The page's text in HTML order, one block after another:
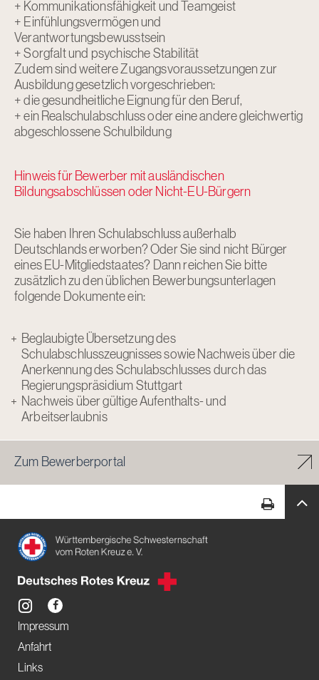
+ Kommunikationsfähigkeit und Teamgeist
+ Einfühlungsvermögen und
Verantwortungsbewusstsein
+ Sorgfalt und psychische Stabilität
Zudem sind weitere Zugangsvoraussetzungen zur
Ausbildung gesetzlich vorgeschrieben:
+ die gesundheitliche Eignung für den Beruf,
+ ein Realschulabschluss oder eine andere gleichwertig
abgeschlossene Schulbildung
Hinweis für Bewerber mit ausländischen
Bildungsabschlüssen oder Nicht-EU-Bürgern
Sie haben Ihren Schulabschluss außerhalb
Deutschlands erworben? Oder Sie sind nicht Bürger
eines EU-Mitgliedstaates? Dann reichen Sie bitte
zusätzlich zu den üblichen Bewerbungsunterlagen
folgende Dokumente ein:
Beglaubigte Übersetzung des
Schulabschlusszeugnisses sowie Nachweis über die
Anerkennung des Schulabschlusses durch das
Regierungspräsidium Stuttgart
Nachweis über gültige Aufenthalts- und
Arbeitserlaubnis
Zum Bewerberportal
Impressum
Anfahrt
Links